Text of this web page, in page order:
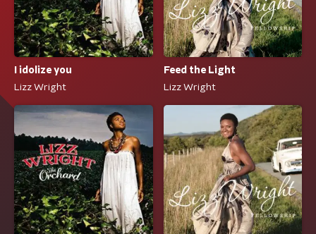
I idolize you
Lizz Wright
Feed the Light
Lizz Wright